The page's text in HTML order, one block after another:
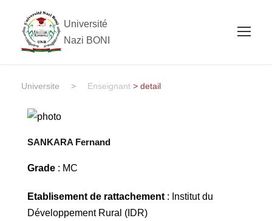
Université
Nazi BONI
Universite > Enseignant > detail
SANKARA Fernand
Grade: MC
Etablisement de rattachement: Institut du
Développement Rural (IDR)